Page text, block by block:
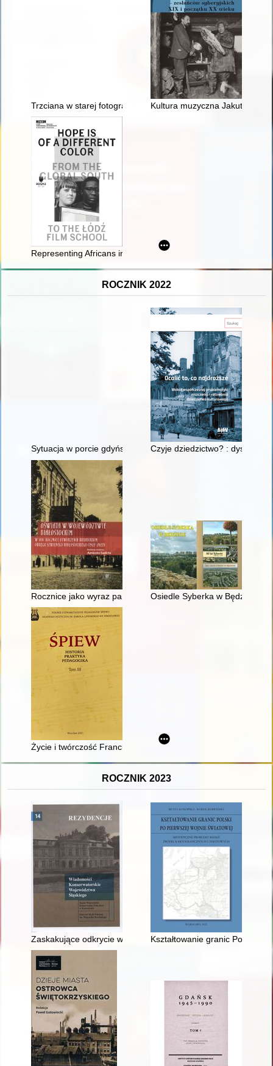
Trzciana w starej fotografii Kultura muzyczna Jakutów w
Representing Africans in "The Polish Review" : a projection of
ROCZNIK 2022
Sytuacja w porcie gdyńskim w połowie lat trzydziestych XX
Czyje dziedzictwo? : dyskusja
Rocznice jako wyraz pamięci o historii regionu - w 100.
Osiedle Syberka w Będzinie :
Życie i twórczość Franciszka Maklakiewicza
ROCZNIK 2023
Zaskakujące odkrycie w małym kościółku w Targoszycach
Kształtowanie granic Polski